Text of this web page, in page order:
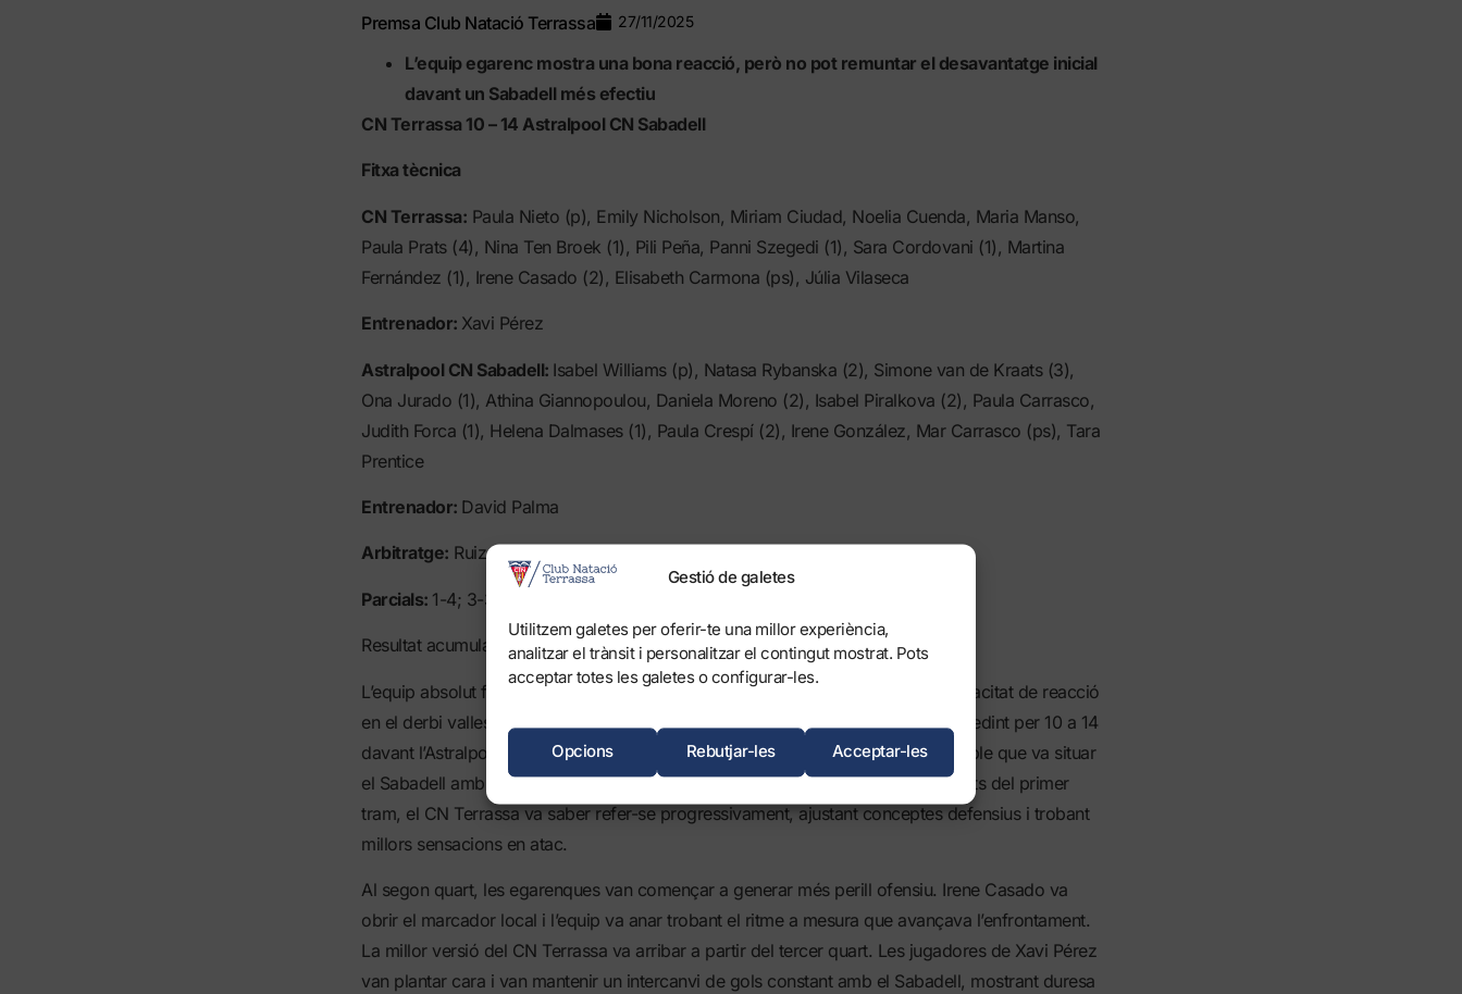
Gestió de galetes
Utilitzem galetes per oferir-te una millor experiència,
analitzar el trànsit i personalitzar el contingut mostrat. Pots
acceptar totes les galetes o configurar-les.
Acceptar-les
Rebutjar-les
Opcions
Premsa Club Natació Terrassa 27/11/2025
L’equip egarenc mostra una bona reacció, però no pot remuntar el desavantatge inicial
davant un Sabadell més efectiu
CN Terrassa 10 – 14 Astralpool CN Sabadell
Fitxa tècnica
CN Terrassa: Paula Nieto (p), Emily Nicholson, Miriam Ciudad, Noelia Cuenda, Maria Manso,
Paula Prats (4), Nina Ten Broek (1), Pili Peña, Panni Szegedi (1), Sara Cordovani (1), Martina
Fernández (1), Irene Casado (2), Elisabeth Carmona (ps), Júlia Vilaseca
Entrenador: Xavi Pérez
Astralpool CN Sabadell: Isabel Williams (p), Natasa Rybanska (2), Simone van de Kraats (3),
Ona Jurado (1), Athina Giannopoulou, Daniela Moreno (2), Isabel Piralkova (2), Paula Carrasco,
Judith Forca (1), Helena Dalmases (1), Paula Crespí (2), Irene González, Mar Carrasco (ps), Tara
Prentice
Entrenador: David Palma
Arbitratge: Ruiz, Calvo, Moliner.
Parcials: 1-4; 3-3; 4-5; 2-2
Resultat acumulat: 1-4; 3-7; 7-12; 10-14
L’equip absolut femení del Club Natació Terrassa va mostrar determinació i capacitat de reacció
en el derbi vallesà disputat aquest dimecres a l’Àrea Olímpica, però va acabar cedint per 10 a 14
davant l’Astralpool CN Sabadell. El partit es va iniciar amb un parcial desfavorable que va situar
el Sabadell amb un avantatge ràpid al marcador. Tot i el 0–4 inicial i les dificultats del primer
tram, el CN Terrassa va saber refer-se progressivament, ajustant conceptes defensius i trobant
millors sensacions en atac.
Al segon quart, les egarenques van començar a generar més perill ofensiu. Irene Casado va
obrir el marcador local i l’equip va anar trobant el ritme a mesura que avançava l’enfrontament.
La millor versió del CN Terrassa va arribar a partir del tercer quart. Les jugadores de Xavi Pérez
van plantar cara i van mantenir un intercanvi de gols constant amb el Sabadell, mostrant duresa